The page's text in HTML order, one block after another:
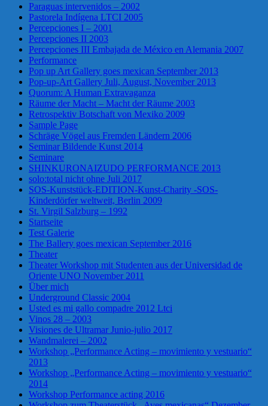
Paraguas intervenidos – 2002
Pastorela Indígena LTCI 2005
Percepciones I – 2001
Percepciones II 2003
Percepciones III Embajada de México en Alemania 2007
Performance
Pop up Art Gallery goes mexican September 2013
Pop-up-Art Gallery Juli, August, November 2013
Quorum: A Human Extravaganza
Räume der Macht – Macht der Räume 2003
Retrospektiv Botschaft von Mexiko 2009
Sample Page
Schräge Vögel aus Fremden Ländern 2006
Seminar Bildende Kunst 2014
Seminare
SHINKURONAIZUDO PERFORMANCE 2013
solo:total nicht ohne Juli 2017
SOS-Kunststück-EDITION-Kunst-Charity -SOS-
Kinderdörfer weltweit, Berlin 2009
St. Virgil Salzburg – 1992
Startseite
Test Galerie
The Ballery goes mexican September 2016
Theater
Theater Workshop mit Studenten aus der Universidad de
Oriente UNO November 2011
Über mich
Underground Classic 2004
Usted es mi gallo compadre 2012 Ltci
Vinos 28 – 2003
Visiones de Ultramar Junio-julio 2017
Wandmalerei – 2002
Workshop „Performance Acting – movimiento y vestuario“
2013
Workshop „Performance Acting – movimiento y vestuario“
2014
Workshop Performance acting 2016